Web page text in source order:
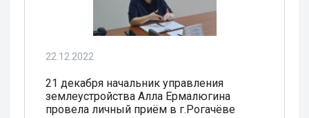
22.12.2022
21 декабря начальник управления
землеустройства Алла Ермалюгина
провела личный приём в г.Рогачёве